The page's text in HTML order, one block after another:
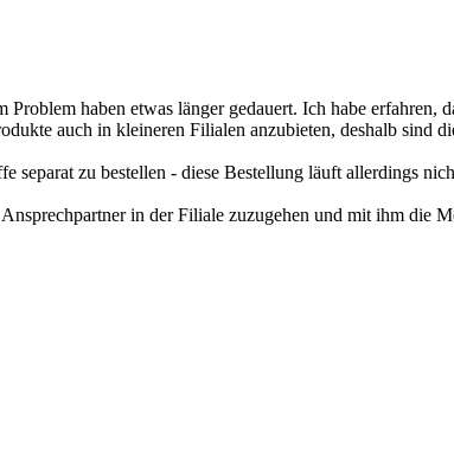
haben etwas länger gedauert. Ich habe
auch in kleineren Filialen anzubieten, deshalb sind
zu bestellen - diese Bestellung läuft allerdings
in der Filiale zuzugehen und mit ihm die